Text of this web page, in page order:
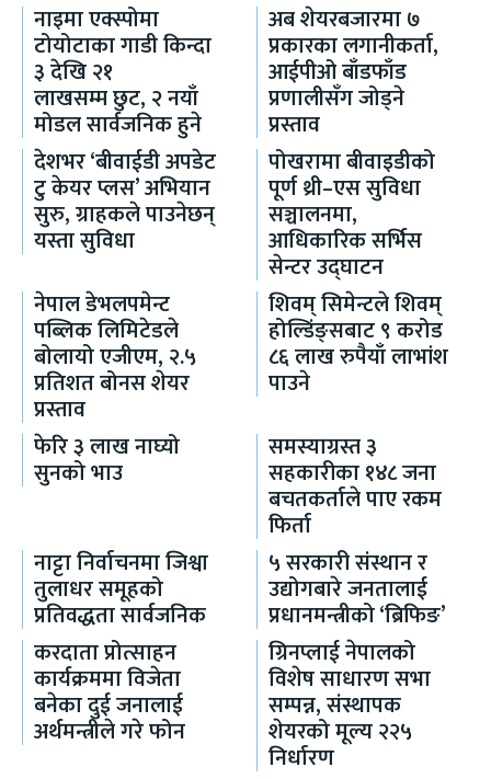
नाइमा एक्स्पोमा
टोयोटाका गाडी किन्दा
३ देखि २१
लाखसम्म छुट, २ नयाँ
मोडल सार्वजनिक हुने
अब शेयरबजारमा ७
प्रकारका लगानीकर्ता,
आईपीओ बाँडफाँड
प्रणालीसँग जोड्ने
प्रस्ताव
देशभर ‘बीवाईडी अपडेट
टु केयर प्लस’ अभियान
सुरु, ग्राहकले पाउनेछन्
यस्ता सुविधा
पोखरामा बीवाइडीको
पूर्ण थ्री–एस सुविधा
सञ्चालनमा,
आधिकारिक सर्भिस
सेन्टर उद्घाटन
नेपाल डेभलपमेन्ट
पब्लिक लिमिटेडले
बोलायो एजीएम, २.५
प्रतिशत बोनस शेयर
प्रस्ताव
शिवम् सिमेन्टले शिवम्
होल्डिंङ्सबाट ९ करोड
८६ लाख रुपैयाँ लाभांश
पाउने
फेरि ३ लाख नाघ्यो
सुनको भाउ
समस्याग्रस्त ३
सहकारीका १४८ जना
बचतकर्ताले पाए रकम
फिर्ता
नाट्टा निर्वाचनमा जिश्वा
तुलाधर समूहको
प्रतिवद्धता सार्वजनिक
५ सरकारी संस्थान र
उद्योगबारे जनतालाई
प्रधानमन्त्रीको ‘ब्रिफिङ’
करदाता प्रोत्साहन
कार्यक्रममा विजेता
बनेका दुई जनालाई
अर्थमन्त्रीले गरे फोन
ग्रिनप्लाई नेपालको
विशेष साधारण सभा
सम्पन्न, संस्थापक
शेयरको मूल्य २२५
निर्धारण